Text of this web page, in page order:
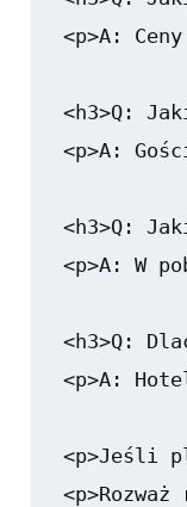
<p>A:
<h3>Q:
<p>A:
<h3>Q:
<p>A: W
<h3>Q:
<p>A:
<p>Jeśli